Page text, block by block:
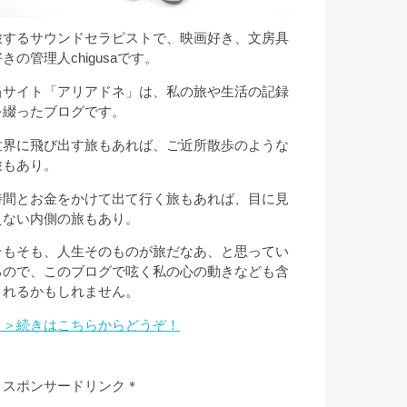
するサウンドセラピストで、映画好き、文房具
の管理人chigusaです。
サイト「アリアドネ」は、私の旅や生活の記録
ったブログです。
界に飛び出す旅もあれば、ご近所散歩のような
あり。
間とお金をかけて出て行く旅もあれば、目に見
い内側の旅もあり。
もそも、人生そのものが旅だなあ、と思ってい
ので、このブログで呟く私の心の動きなども含
るかもしれません。
＞続きはこちらからどうぞ！
スポンサードリンク＊